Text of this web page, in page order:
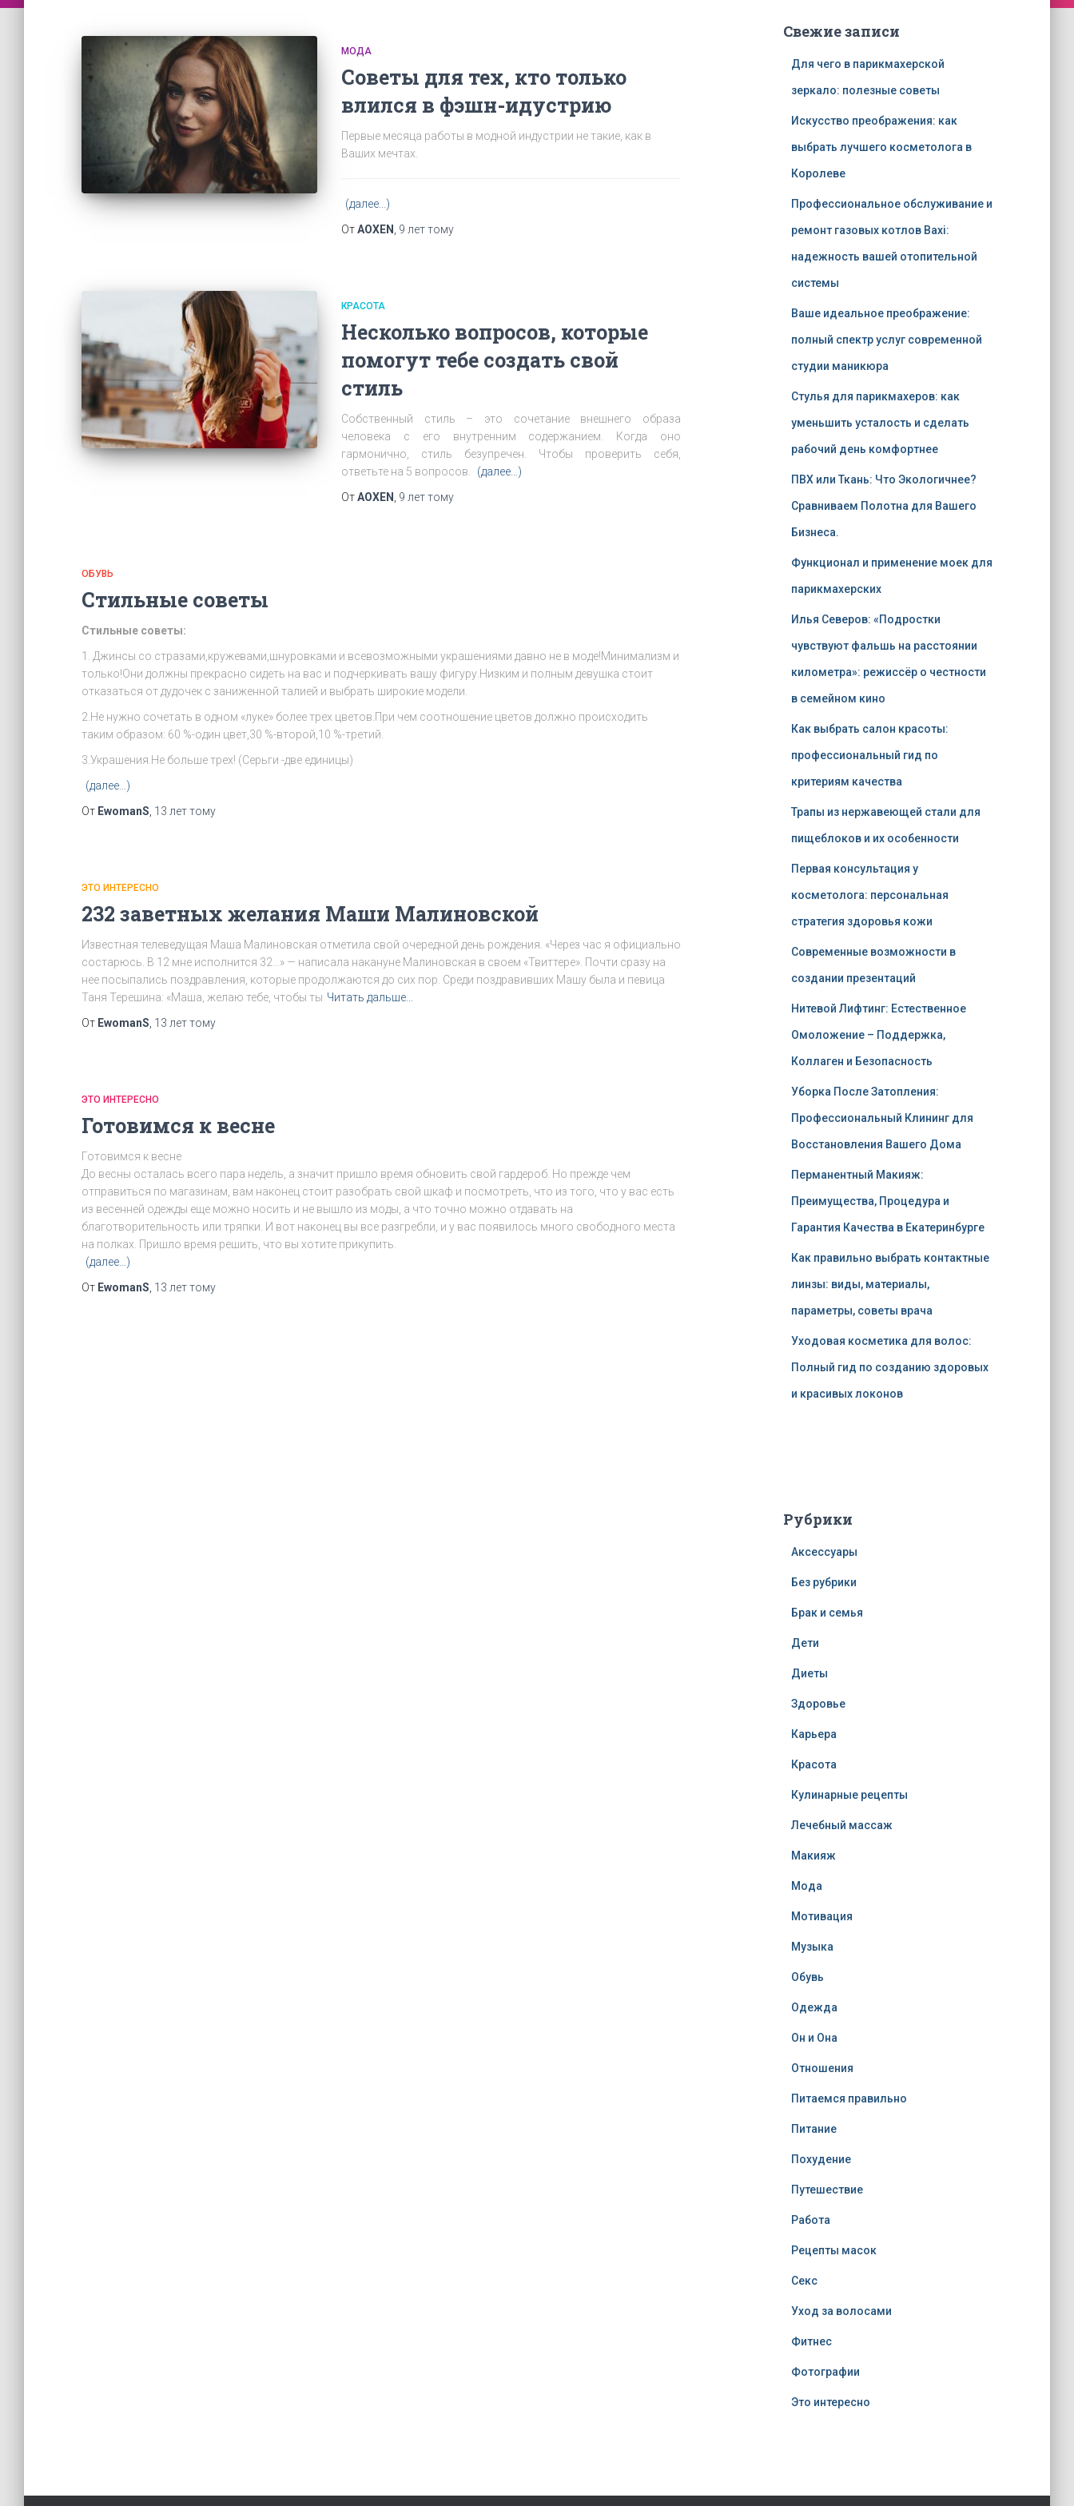
МОДА
Советы для тех, кто только
влился в фэшн-идустрию
Первые месяца работы в модной индустрии не такие, как в
Ваших мечтах.
(далее…)
ОтAOXEN 9 леттому
КРАСОТА
Несколько вопросов, которые
помогут тебе создать свой
стиль
Собственный стиль – это сочетание внешнего образа
человека с его внутренним содержанием. Когда оно
гармонично, стиль безупречен. Чтобы проверить себя,
ответьте на 5 вопросов.
(далее…)
ОтAOXEN 9 леттому
ОБУВЬ
Стильные советы
Стильные советы:
1. Джинсы со стразами,кружевами,шнуровками и всевозможными украшениями давно не в моде!Минимализм и
только!Они должны прекрасно сидеть на вас и подчеркивать вашу фигуру.Низким и полным девушка стоит
отказаться от дудочек с заниженной талией и выбрать широкие модели.
2.Не нужно сочетать в одном «луке» более трех цветов.При чем соотношение цветов должно происходить
таким образом: 60 %-один цвет,30 %-второй,10 %-третий.
3.Украшения.Не больше трех! (Серьги -две единицы)
(далее…)
От EwomanS 13 леттому
ЭТО ИНТЕРЕСНО
232 заветных желания Маши Малиновской
Известная телеведущая Маша Малиновская отметила свой очередной день рождения. «Через час я официально
состарюсь. В 12 мне исполнится 32…» — написала накануне Малиновская в своем «Твиттере». Почти сразу на
нее посыпались поздравления, которые продолжаются до сих пор. Среди поздравивших Машу была и певица
Таня Терешина: «Маша, желаю тебе, чтобы ты Читать дальше…
От EwomanS 13 леттому
ЭТО ИНТЕРЕСНО
Готовимся к весне
Готовимся к весне
До весны осталась всего пара недель, а значит пришло время обновить свой гардероб. Но прежде чем
отправиться по магазинам, вам наконец стоит разобрать свой шкаф и посмотреть, что из того, что у вас есть
из весенней одежды еще можно носить и не вышло из моды, а что точно можно отдавать на
благотворительность или тряпки. И вот наконец вы все разгребли, и у вас появилось много свободного места
на полках. Пришло время решить, что вы хотите прикупить.
(далее…)
От EwomanS 13 леттому
Свежие записи
Для чего в парикмахерской
зеркало: полезные советы
Искусство преображения: как
выбрать лучшего косметолога в
Королеве
Профессиональное обслуживание и
ремонт газовых котлов Baxi:
надежность вашей отопительной
системы
Ваше идеальное преображение:
полный спектр услуг современной
студии маникюра
Стулья для парикмахеров: как
уменьшить усталость и сделать
рабочий день комфортнее
ПВХ или Ткань: Что Экологичнее?
Сравниваем Полотна для Вашего
Бизнеса.
Функционал и применение моек для
парикмахерских
Илья Северов: «Подростки
чувствуют фальшь на расстоянии
километра»: режиссёр о честности
в семейном кино
Как выбрать салон красоты:
профессиональный гид по
критериям качества
Трапы из нержавеющей стали для
пищеблоков и их особенности
Первая консультация у
косметолога: персональная
стратегия здоровья кожи
Современные возможности в
создании презентаций
Нитевой Лифтинг: Естественное
Омоложение – Поддержка,
Коллаген и Безопасность
Уборка После Затопления:
Профессиональный Клининг для
Восстановления Вашего Дома
Перманентный Макияж:
Преимущества, Процедура и
Гарантия Качества в Екатеринбурге
Как правильно выбрать контактные
линзы: виды, материалы,
параметры, советы врача
Уходовая косметика для волос:
Полный гид по созданию здоровых
и красивых локонов
Рубрики
Аксессуары
Без рубрики
Брак и семья
Дети
Диеты
Здоровье
Карьера
Красота
Кулинарные рецепты
Лечебный массаж
Макияж
Мода
Мотивация
Музыка
Обувь
Одежда
Он и Она
Отношения
Питаемся правильно
Питание
Похудение
Путешествие
Работа
Рецепты масок
Секс
Уход за волосами
Фитнес
Фотографии
Это интересно